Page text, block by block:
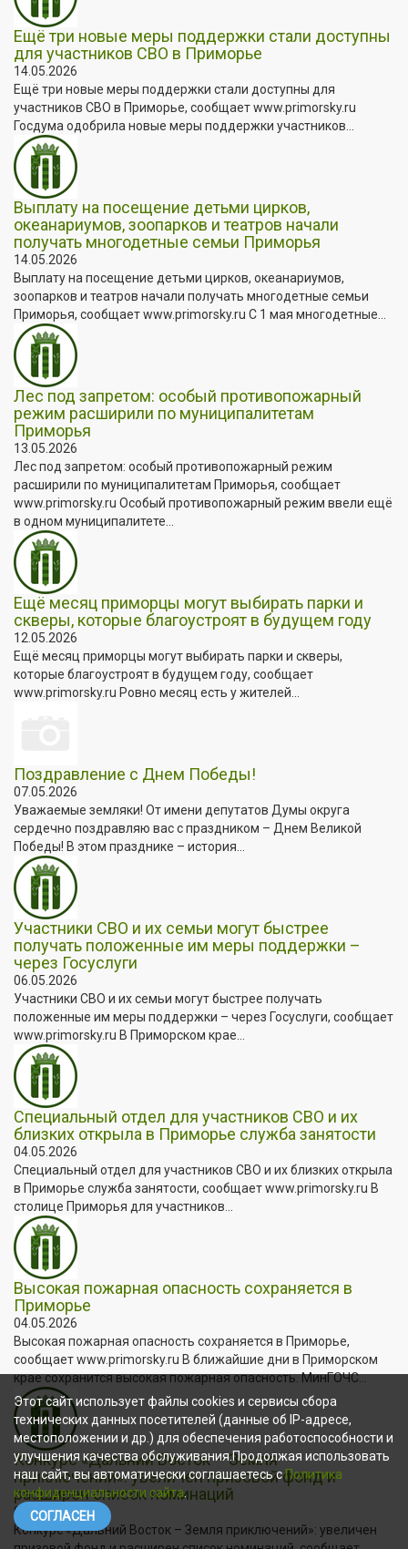
Ещё три новые меры поддержки стали доступны
для участников СВО в Приморье
14.05.2026
Ещё три новые меры поддержки стали доступны для
участников СВО в Приморье, сообщает www.primorsky.ru
Госдума одобрила новые меры поддержки участников...
Выплату на посещение детьми цирков,
океанариумов, зоопарков и театров начали
получать многодетные семьи Приморья
14.05.2026
Выплату на посещение детьми цирков, океанариумов,
зоопарков и театров начали получать многодетные семьи
Приморья, сообщает www.primorsky.ru С 1 мая многодетные...
Лес под запретом: особый противопожарный
режим расширили по муниципалитетам
Приморья
13.05.2026
Лес под запретом: особый противопожарный режим
расширили по муниципалитетам Приморья, сообщает
www.primorsky.ru Особый противопожарный режим ввели ещё
в одном муниципалитете...
Ещё месяц приморцы могут выбирать парки и
скверы, которые благоустроят в будущем году
12.05.2026
Ещё месяц приморцы могут выбирать парки и скверы,
которые благоустроят в будущем году, сообщает
www.primorsky.ru Ровно месяц есть у жителей...
Поздравление с Днем Победы!
07.05.2026
Уважаемые земляки! От имени депутатов Думы округа
сердечно поздравляю вас с праздником – Днем Великой
Победы! В этом празднике – история...
Участники СВО и их семьи могут быстрее
получать положенные им меры поддержки –
через Госуслуги
06.05.2026
Участники СВО и их семьи могут быстрее получать
положенные им меры поддержки – через Госуслуги, сообщает
www.primorsky.ru В Приморском крае...
Специальный отдел для участников СВО и их
близких открыла в Приморье служба занятости
04.05.2026
Специальный отдел для участников СВО и их близких открыла
в Приморье служба занятости, сообщает www.primorsky.ru В
столице Приморья для участников...
Высокая пожарная опасность сохраняется в
Приморье
04.05.2026
Высокая пожарная опасность сохраняется в Приморье,
сообщает www.primorsky.ru В ближайшие дни в Приморском
крае сохранится высокая пожарная опасность. МинГОЧС...
Конкурс «Дальний Восток – Земля
приключений»: увеличен призовой фонд и
расширен список номинаций
04.05.2026
Конкурс «Дальний Восток – Земля приключений»: увеличен
Этот сайт использует файлы cookies и сервисы сбора
технических данных посетителей (данные об IP-адресе,
местоположении и др.) для обеспечения работоспособности и
улучшения качества обслуживания.Продолжая использовать
наш сайт, вы автоматически соглашаетесь сПолитика
конфиденциальности сайта.
СОГЛАСЕН